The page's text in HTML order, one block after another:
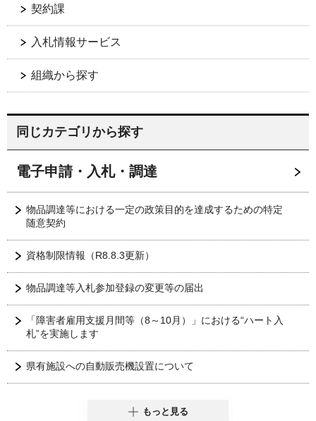
契約課
入札情報サービス
組織から探す
同じカテゴリから探す
電子申請・入札・調達
物品調達等における一定の政策目的を達成するための特定
随意契約
資格制限情報（R8.8.3更新）
物品調達等入札参加登録の変更等の届出
「障害者雇用支援月間等（8～10月）」における“ハート入
札”を実施します
県有施設への自動販売機設置について
もっと見る